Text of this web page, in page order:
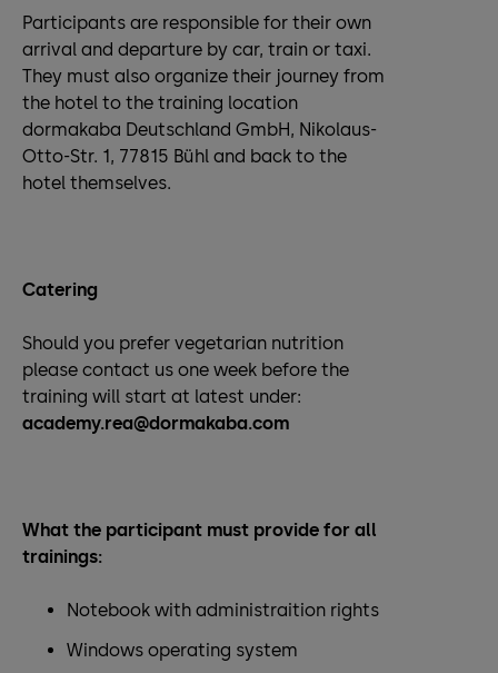
Participants are responsible for their own
arrival and departure by car, train or taxi.
They must also organize their journey from
the hotel to the training location
dormakaba Deutschland GmbH, Nikolaus-
Otto-Str. 1, 77815 Bühl and back to the
hotel themselves.
Catering
Should you prefer vegetarian nutrition
please contact us one week before the
training will start at latest under:
academy.rea@dormakaba.com
What the participant must provide for all
trainings:
Notebook with administraition rights
Windows operating system